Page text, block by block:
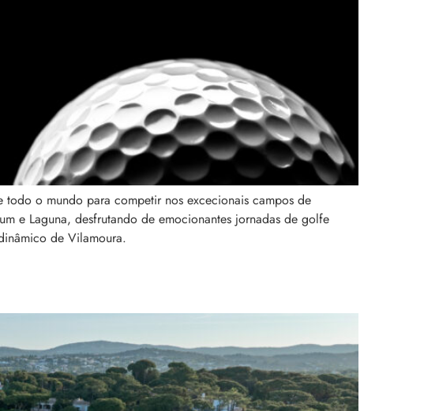
o mundo para competir nos excecionais campos de
e Laguna, desfrutando de emocionantes jornadas de golfe
de Vilamoura.